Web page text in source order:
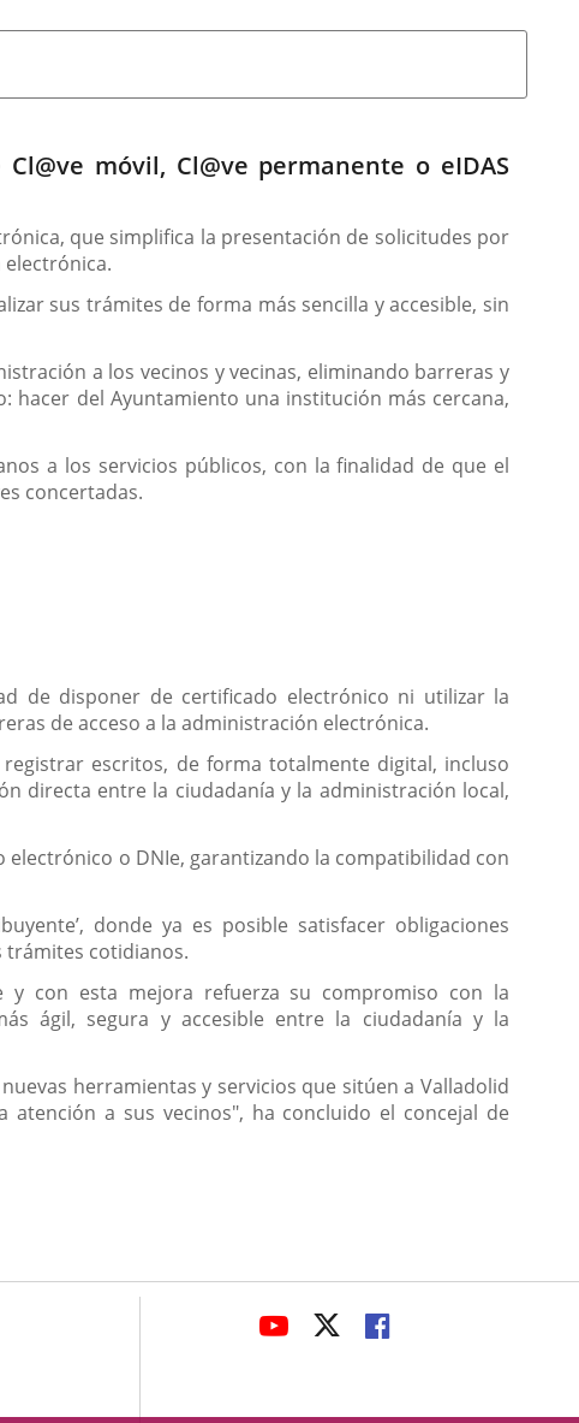
móvil, Cl@ve permanente o eIDAS
que simplifica la presentación de solicitudes por
sus trámites de forma más sencilla y accesible, sin
a los vecinos y vecinas, eliminando barreras y
hacer del Ayuntamiento una institución más cercana,
a los servicios públicos, con la finalidad de que el
concertadas.
de disponer de certificado electrónico ni utilizar la
de acceso a la administración electrónica.
escritos, de forma totalmente digital, incluso
directa entre la ciudadanía y la administración local,
o DNIe, garantizando la compatibilidad con
donde ya es posible satisfacer obligaciones
trámites cotidianos.
y con esta mejora refuerza su compromiso con la
ágil, segura y accesible entre la ciudadanía y la
herramientas y servicios que sitúen a Valladolid
a sus vecinos", ha concluido el concejal de
LINK
APPLICATION.
LINK
APPLICATION.
LINK
APPLICATION.